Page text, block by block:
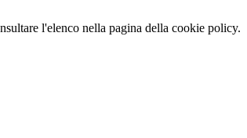
l'elenco nella pagina della cookie policy.